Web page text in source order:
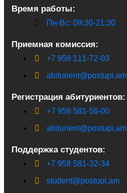
Время работы:
Пн-Вс: 09:30-21:30
Приемная комиссия:
+7 958 111-72-03
abiturient@postupi.am
Регистрация абитуриентов:
+7 958 581-56-00
abiturient@postupi.am
Поддержка студентов:
+7 958 581-32-34
student@postupi.am